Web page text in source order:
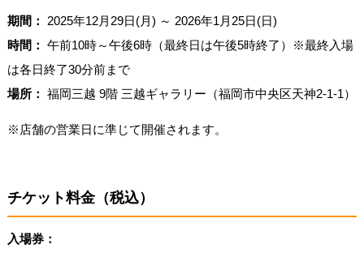
期間：
2025年12月29日(月) ～ 2026年1月25日(日)
時間： 午前10時～午後6時（最終日は午後5時終了）※最終入場
は各日終了30分前まで
場所： 福岡三越 9階 三越ギャラリー（福岡市中央区天神2-1-1）
※店舗の営業日に準じて開催されます。
チケット料金（税込）
入場券：